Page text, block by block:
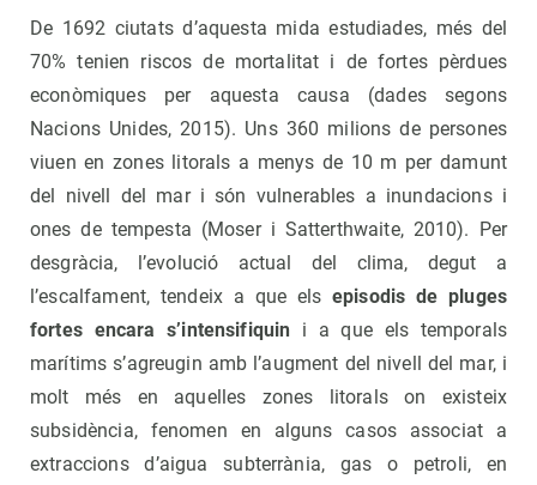
De 1692 ciutats d’aquesta mida estudiades, més del
70% tenien riscos de mortalitat i de fortes pèrdues
econòmiques per aquesta causa (dades segons
Nacions Unides, 2015). Uns 360 milions de persones
viuen en zones litorals a menys de 10 m per damunt
del nivell del mar i són vulnerables a inundacions i
ones de tempesta (Moser i Satterthwaite, 2010). Per
desgràcia, l’evolució actual del clima, degut a
l’escalfament, tendeix a que elsepisodis de pluges
fortes encara s’intensifiquin i a que els temporals
marítims s’agreugin amb l’augment del nivell del mar, i
molt més en aquelles zones litorals on existeix
subsidència, fenomen en alguns casos associat a
extraccions d’aigua subterrània, gas o petroli, en